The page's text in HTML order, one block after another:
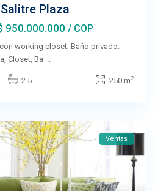
Plaza
950.000.000/ COP
working closet, Baño privado. -
Closet, Ba
2.5 250 m2
Ventas